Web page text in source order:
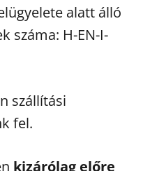
alatt álló
száma: H-EN-I-
szállítási
fel.
kizárólag előre